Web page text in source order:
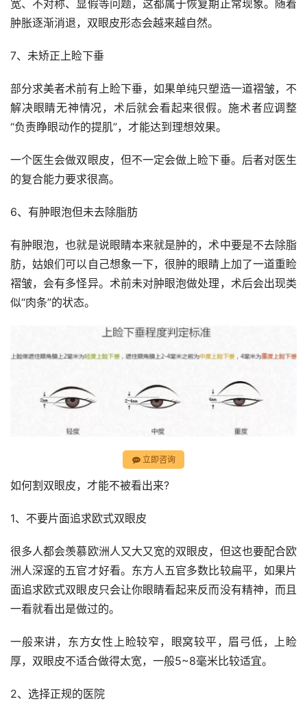
宽、不对称、显假等问题，这都属于恢复期正常现象。随着
肿胀逐渐消退，双眼皮形态会越来越自然。
7、未矫正上睑下垂
部分求美者术前有上睑下垂，如果单纯只塑造一道褶皱，不
解决眼睛无神情况，术后就会看起来很假。施术者应调整
“负责睁眼动作的提肌”，才能达到理想效果。
一个医生会做双眼皮，但不一定会做上睑下垂。后者对医生
的复合能力要求很高。
6、有肿眼泡但未去除脂肪
有肿眼泡，也就是说眼睛本来就是肿的，术中要是不去除脂
肪，姑娘们可以自己想象一下，很肿的眼睛上加了一道重睑
褶皱，会有多怪异。术前未对肿眼泡做处理，术后会出现类
似“肉条”的状态。
立即咨询
如何割双眼皮，才能不被看出来?
1、不要片面追求欧式双眼皮
很多人都会羡慕欧洲人又大又宽的双眼皮，但这也要配合欧
洲人深邃的五官才好看。东方人五官多数比较扁平，如果片
面追求欧式双眼皮只会让你眼睛看起来反而没有精神，而且
一看就看出是做过的。
一般来讲，东方女性上睑较窄，眼窝较平，眉弓低，上睑
厚，双眼皮不适合做得太宽，一般5~8毫米比较适宜。
2、选择正规的医院